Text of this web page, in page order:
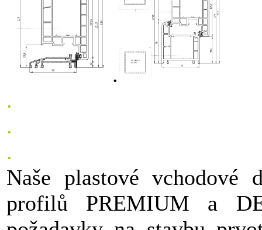
.
.
.
.
Naše plastové vchodové
profilů PREMIUM a